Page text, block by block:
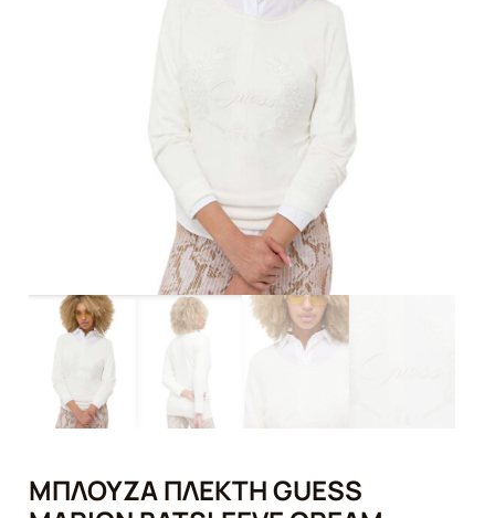
ΜΠΛΟΎΖΑ ΠΛΕΚΤΉ GUESS